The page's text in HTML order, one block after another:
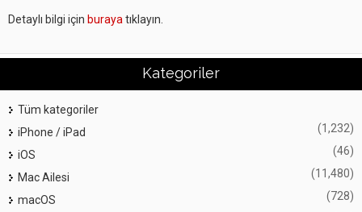
Detaylı bilgi için buraya tıklayın.
Kategoriler
Tüm kategoriler
iPhone / iPad
(1,232)
iOS (46)
Mac Ailesi (11,480)
macOS (728)